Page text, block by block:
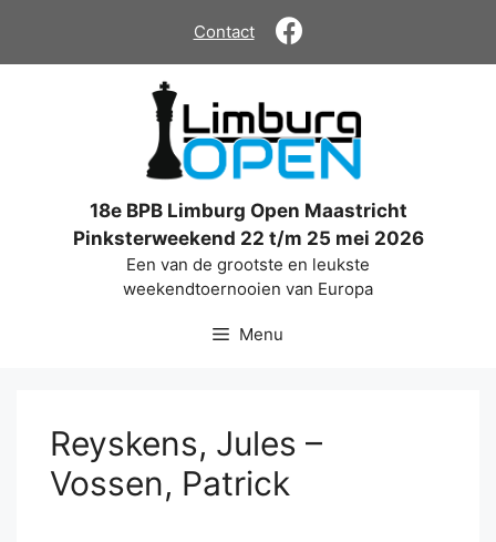
de
Contact
18e BPB Limburg Open Maastricht
Pinksterweekend 22 t/m 25 mei 2026
Een van de grootste en leukste
weekendtoernooien van Europa
Menu
Reyskens, Jules –
Vossen, Patrick